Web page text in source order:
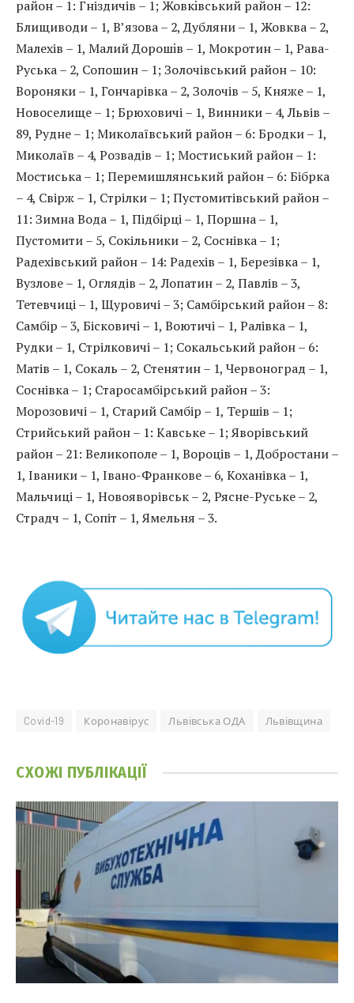
район – 1: Гніздичів – 1; Жовкiвський район – 12:
Блищиводи – 1, В’язова – 2, Дубляни – 1, Жовква – 2,
Малехів – 1, Малий Дорошiв – 1, Мокротин – 1, Рава-
Руська – 2, Сопошин – 1; Золочівський район – 10:
Вороняки – 1, Гончарівка – 2, Золочів – 5, Княже – 1,
Новоселище – 1; Брюховичі – 1, Винники – 4, Львів –
89, Рудне – 1; Миколаївський район – 6: Бродки – 1,
Миколаїв – 4, Розвадів – 1; Мостиський район – 1:
Мостиська – 1; Перемишлянський район – 6: Бібрка
– 4, Свірж – 1, Стрілки – 1; Пустомитівський район –
11: Зимна Вода – 1, Підбірці – 1, Поршна – 1,
Пустомити – 5, Сокільники – 2, Соснівка – 1;
Радехівський район – 14: Радехів – 1, Березівка – 1,
Вузлове – 1, Оглядів – 2, Лопатин – 2, Павлів – 3,
Тетевчиці – 1, Щуровичі – 3; Самбірський район – 8:
Самбір – 3, Бісковичі – 1, Воютичі – 1, Ралівка – 1,
Рудки – 1, Стрілковичі – 1; Сокальський район – 6:
Матів – 1, Сокаль – 2, Стенятин – 1, Червоноград – 1,
Соснівка – 1; Старосамбірський район – 3:
Морозовичі – 1, Старий Самбір – 1, Тершів – 1;
Стрийський район – 1: Кавське – 1; Яворівський
район – 21: Великополе – 1, Вороців – 1, Добростани –
1, Іваники – 1, Івано-Франкове – 6, Коханівка – 1,
Мальчиці – 1, Новояворівськ – 2, Рясне-Руське – 2,
Страдч – 1, Сопіт – 1, Ямельня – 3.
Covid-19 Коронавірус Львівська ОДА Львівщина
СХОЖІ ПУБЛІКАЦІЇ